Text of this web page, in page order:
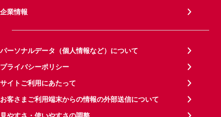
企業情報
パーソナルデータ（個人情報など）について
プライバシーポリシー
サイトご利用にあたって
お客さまご利用端末からの情報の外部送信について
見やすさ・使いやすさの調整